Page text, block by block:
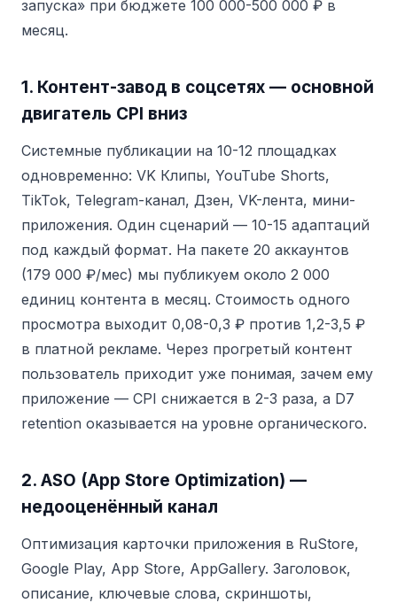
запуска» при бюджете 100 000-500 000 ₽ в
месяц.
1. Контент-завод в соцсетях — основной
двигатель CPI вниз
Системные публикации на 10-12 площадках
одновременно: VK Клипы, YouTube Shorts,
TikTok, Telegram-канал, Дзен, VK-лента, мини-
приложения. Один сценарий — 10-15 адаптаций
под каждый формат. На пакете 20 аккаунтов
(179 000 ₽/мес) мы публикуем около 2 000
единиц контента в месяц. Стоимость одного
просмотра выходит 0,08-0,3 ₽ против 1,2-3,5 ₽
в платной рекламе. Через прогретый контент
пользователь приходит уже понимая, зачем ему
приложение — CPI снижается в 2-3 раза, а D7
retention оказывается на уровне органического.
2. ASO (App Store Optimization) —
недооценённый канал
Оптимизация карточки приложения в RuStore,
Google Play, App Store, AppGallery. Заголовок,
описание, ключевые слова, скриншоты,